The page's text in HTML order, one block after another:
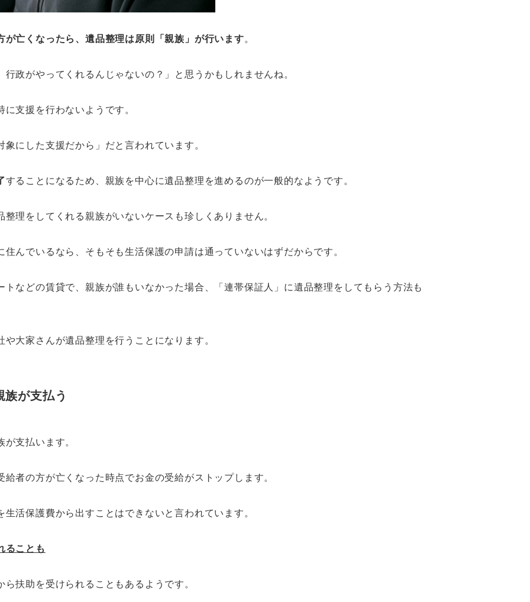
が亡くなったら、遺品整理は原則「親族」が行います。
政がやってくれるんじゃないの？」と思うかもしれませんね。
支援を行わないようです。
にした支援だから」だと言われています。
することになるため、親族を中心に遺品整理を進めるのが一般的なようです。
理をしてくれる親族がいないケースも珍しくありません。
んでいるなら、そもそも生活保護の申請は通っていないはずだからです。
などの賃貸で、親族が誰もいなかった場合、「連帯保証人」に遺品整理をしてもらう方法も
大家さんが遺品整理を行うことになります。
族が支払う
支払います。
者の方が亡くなった時点でお金の受給がストップします。
活保護費から出すことはできないと言われています。
ることも
扶助を受けられることもあるようです。